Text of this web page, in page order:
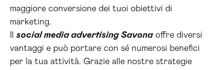
maggiore conversione dei tuoi obiettivi di
marketing.
social media advertising Savonaoffre diversi
vantaggi e può portare con sé numerosi benefici
per la tua attività. Grazie alle nostre strategie